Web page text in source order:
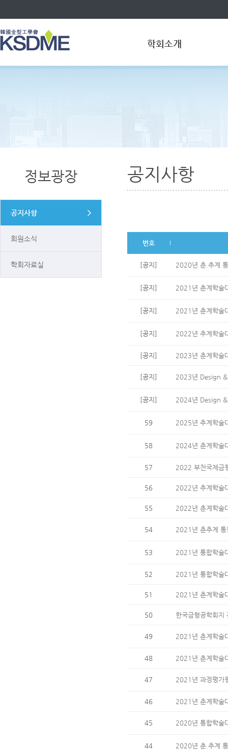
학회소개
정보광장
공지사항
회원소식
학회자료실
공지사항
번호
[공지] 2020년 춘.추계
[공지] 2021년 춘계학술
[공지] 2021년 춘계학술
[공지] 2022년 추계학
[공지] 2023년 춘계학
[공지] 2023년 Design
[공지] 2024년 Design
59 2025년 추계학술
58 2024년 춘계학술
57 2022 부천국제금
56 2022년 추계학
55 2022년 춘계학술
54 2021년 춘추계 통
53 2021년 통합학술
52 2021년 통합학술
51 2021년 춘계학술
50 한국금형공학회지
49 2021년 춘계학술
48 2021년 춘계학술
47 2021년 과정평가
46 2021년 춘계학술
45 2020년 통합학술
44 2020년 춘.추계